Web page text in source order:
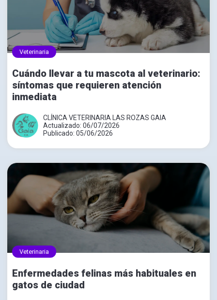
Veterinaria
Cuándo llevar a tu mascota al veterinario:
síntomas que requieren atención
inmediata
CLÍNICA VETERINARIA LAS ROZAS GAIA
Actualizado: 06/07/2026
Publicado: 05/06/2026
Veterinaria
Enfermedades felinas más habituales en
gatos de ciudad